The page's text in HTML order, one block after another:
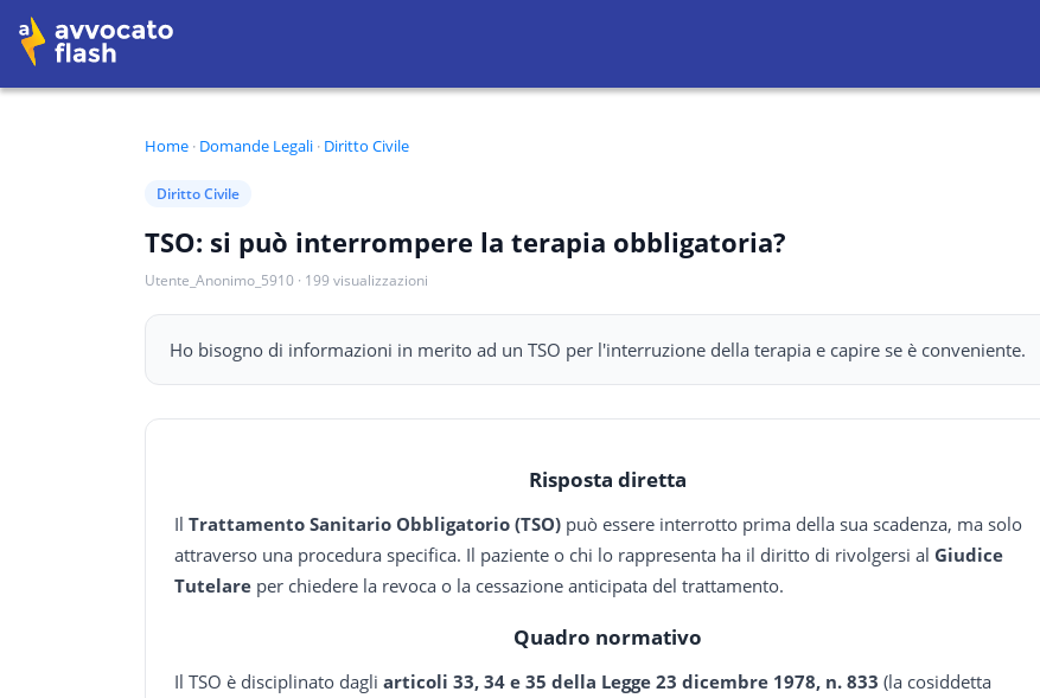
Home · Domande Legali · Diritto Civile
Diritto Civile
TSO: si può interrompere la terapia obbligatoria?
Utente_Anonimo_5910 · 199 visualizzazioni
Ho bisogno di informazioni in merito ad un TSO per l'interruzione della terapia e capire se è conveniente.
Risposta diretta
Il Trattamento Sanitario Obbligatorio (TSO) può essere interrotto prima della sua scadenza, ma solo
attraverso una procedura specifica. Il paziente o chi lo rappresenta ha il diritto di rivolgersi al Giudice
Tutelare per chiedere la revoca o la cessazione anticipata del trattamento.
Quadro normativo
Il TSO è disciplinato dagli articoli 33, 34 e 35 della Legge 23 dicembre 1978, n. 833 (la cosiddetta